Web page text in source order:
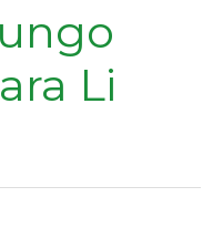
Li